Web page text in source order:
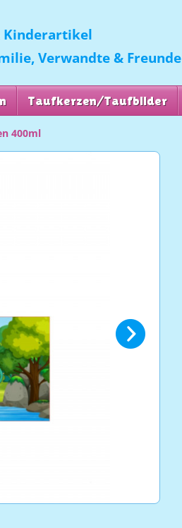
Kinderartikel
Verwandte & Freunde
Taufkerzen/Taufbilder
400ml